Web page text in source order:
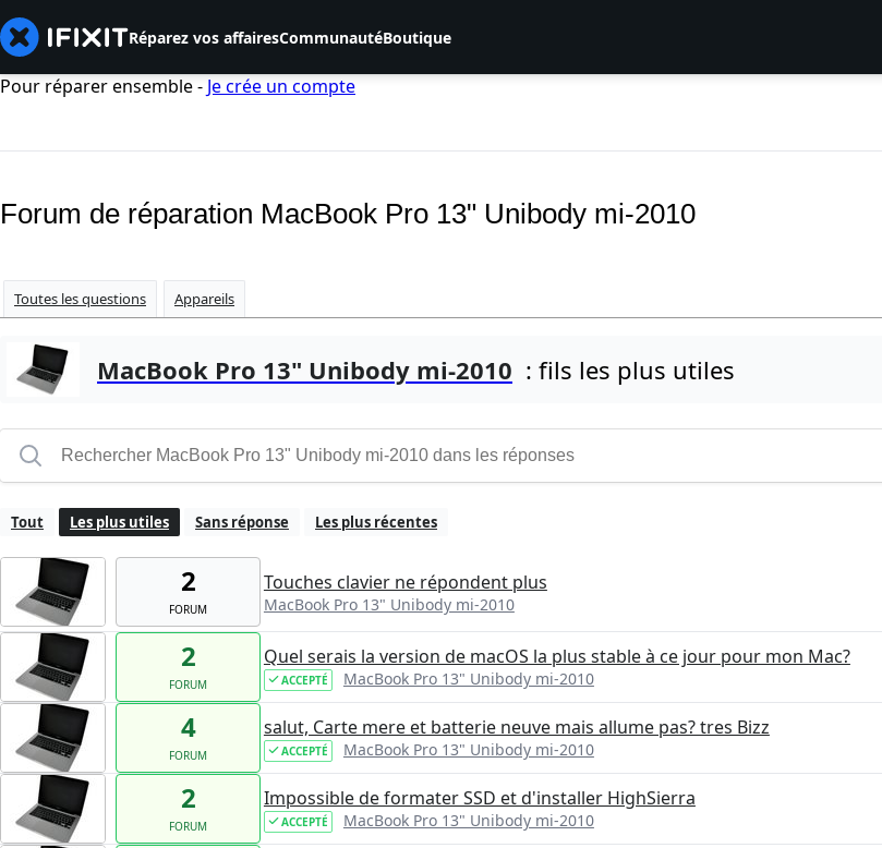
Réparez vos affairesCommunautéBoutique
Pour réparer ensemble - Je crée un compte
Forum de réparation MacBook Pro 13" Unibody mi-2010
Toutes les questions Appareils
MacBook Pro 13" Unibody mi-2010 : fils les plus utiles
Tout Les plus utiles Sans réponse Les plus récentes
2
FORUM
Touches clavier ne répondent plus
MacBook Pro 13" Unibody mi-2010
2
FORUM
Quel serais la version de macOS la plus stable à ce jour pour mon Mac?
ACCEPTÉ MacBook Pro 13" Unibody mi-2010
4
FORUM
salut, Carte mere et batterie neuve mais allume pas? tres Bizz
ACCEPTÉ MacBook Pro 13" Unibody mi-2010
2
FORUM
Impossible de formater SSD et d'installer HighSierra
ACCEPTÉ MacBook Pro 13" Unibody mi-2010